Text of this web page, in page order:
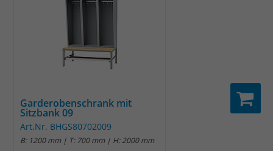
Garderobenschrank mit
Sitzbank 09
Art.Nr. BHGS80702009
B: 1200 mm | T: 700 mm | H: 2000 mm